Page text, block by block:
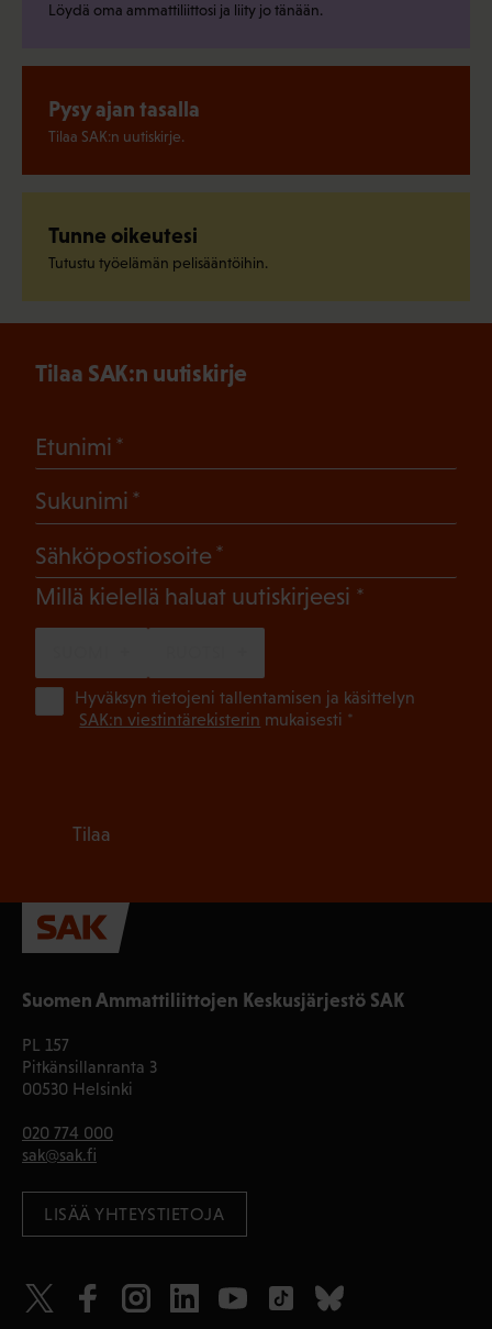
Löydä oma ammattiliittosi ja liity jo tänään.
Pysy ajan tasalla
Tilaa SAK:n uutiskirje.
Tunne oikeutesi
Tutustu työelämän pelisääntöihin.
Suomen Ammattiliittojen Keskusjärjestö SAK
PL 157
Pitkänsillanranta 3
00530 Helsinki
020 774 000
sak@sak.fi
LISÄÄ YHTEYSTIETOJA
Tilaa SAK:n uutiskirje
Etunimi
Sukunimi
Sähköpostiosoite
Millä kielellä haluat uutiskirjeesi (Pakollinen)
Hyväksyn tietojeni tallentamisen ja käsittelyn
SAK:n viestintärekisterin mukaisesti *
Tilaa